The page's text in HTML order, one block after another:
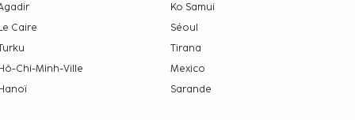
Ko Samui
Caire
Séoul
Tirana
Chi-Minh-Ville
Mexico
Sarande